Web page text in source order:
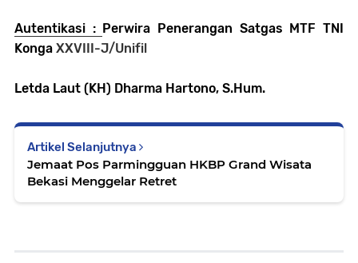
Autentikasi : Perwira Penerangan Satgas MTF TNI
Konga XXVIII-J/Unifil
Letda Laut (KH) Dharma Hartono, S.Hum.
Artikel Selanjutnya
Jemaat Pos Parmingguan HKBP Grand Wisata
Bekasi Menggelar Retret